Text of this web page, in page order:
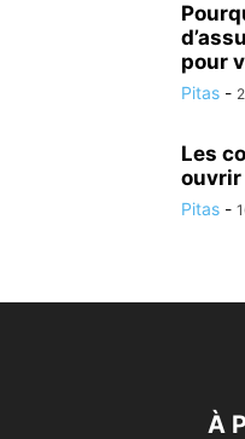
pour
Pitas -
Les
Pitas -
À